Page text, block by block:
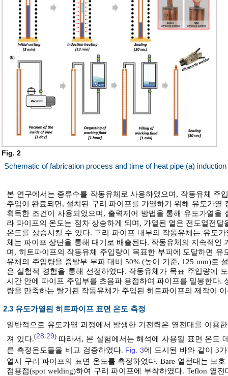
Fig. 2
Schematic of fabrication process and time of heat pipe (a)
본 연구에서는 증류수를 작동유체로 사용하였으며, 작동유체 주
주입이 완료되면, 설치된 구리 파이프를 가열하기 위해 유도가
획득한 조건이 사용되었으며, 출력제어 방법을 통해 유도가열
라 파이프의 온도는 점차 상승하게 되며, 가열된 열은 전도열전
온도를 상승시킬 수 있다. 구리 파이프 내부의 작동유체는 유도
체는 파이프 상단을 통해 대기로 배출된다. 작동유체의 지속적
며, 히트파이프의 작동유체 주입량이 목표한 부피에 도달하면
유체의 주입량을 증발부 부피 대비 50% (높이 기준, 125 mm)로
은 실험적 경험을 통해 선정하였다. 작동유체가 목표 주입량에
시간 안에 파이프 주입부를 초음파 용접하여 파이프를 밀봉한다
량을 만족하는 탈기된 작동유체가 주입된 히트파이프의 제작이
2.3 유도가열된 히트파이프 표면 온도 측정
일반적으로 유도가열 과정에서 발생한 기전력은 열전대를 이용
져 있다.(28-29)따라서, 본 실험에서는 해석에 사용될 표면 온도
른 측정온도들을 비교 검증하였다. Fig. 3에 도시된 바와 같이 3
열시 구리 파이프의 표면 온도를 측정하였다. Bare 열전대는 보
점용접(spot welding)하여 구리 파이프에 부착하였다. Teflon 열